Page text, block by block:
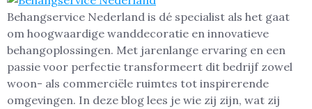
Behangservice Nederland is dé specialist als het gaat
om hoogwaardige wanddecoratie en innovatieve
behangoplossingen. Met jarenlange ervaring en een
passie voor perfectie transformeert dit bedrijf zowel
woon- als commerciële ruimtes tot inspirerende
omgevingen. In deze blog lees je wie zij zijn, wat zij